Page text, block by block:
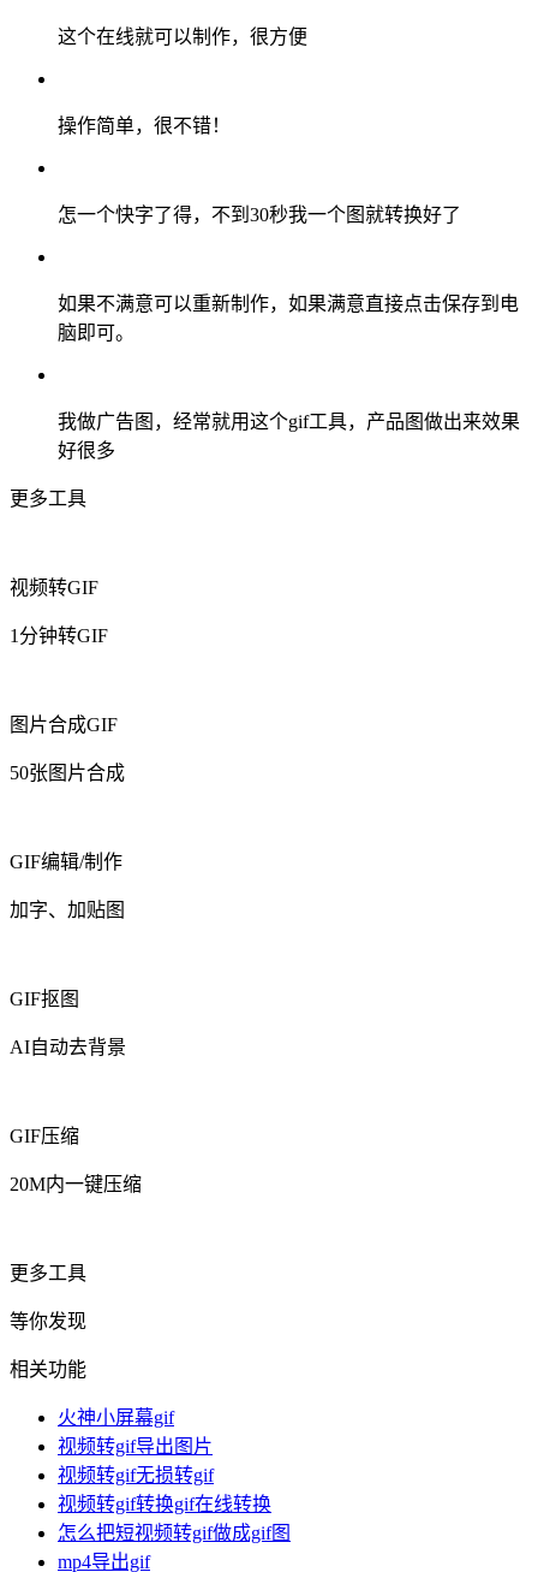
这个在线就可以制作，很方便
操作简单，很不错！
怎一个快字了得，不到30秒我一个图就转换好了
如果不满意可以重新制作，如果满意直接点击保存到电
脑即可。
我做广告图，经常就用这个gif工具，产品图做出来效果
好很多
更多工具
视频转GIF
1分钟转GIF
图片合成GIF
50张图片合成
GIF编辑/制作
加字、加贴图
GIF抠图
AI自动去背景
GIF压缩
20M内一键压缩
更多工具
等你发现
相关功能
火神小屏幕gif
视频转gif导出图片
视频转gif无损转gif
视频转gif转换gif在线转换
怎么把短视频转gif做成gif图
mp4导出gif